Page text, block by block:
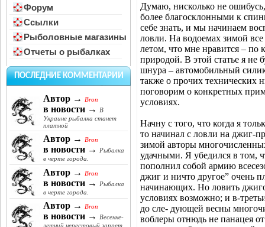
Форум
Ссылки
Рыболовные магазины
Отчеты о рыбалках
ПОСЛЕДНИЕ КОММЕНТАРИИ
Автор → Bron
в новости →
В
Украине рыбалка станет
платной
Автор → Bron
в новости →
Рыбалка
в черте города.
Автор → Bron
в новости →
Рыбалка
в черте города.
Автор → Bron
в новости →
Весенне-
летний нерестовый запрет
Думаю, нисколько не
более благосклонными к
себе знать, и мы начинаем
ловли. На водоемах зимой
летом, что мне нравится – по
природой. В этой статье я не
шнура – автомобильный
также о прочих технических
поговорим о конкретных
условиях.
Начну с того, что когда я
то начинал с ловли на джиг-
зимой авторы
удачными. Я убедился в том,
пополнил собой армию
джиг и ничто другое” очень
начинающих. Но ловить
условиях возможно; и в-
до сле- дующей весны
воблеры отнюдь не панацея